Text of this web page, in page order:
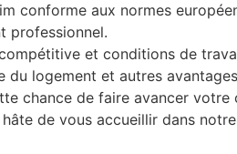
conforme aux normes
professionnel.
et conditions de
du logement et autres
chance de faire avancer
de vous accueillir dans